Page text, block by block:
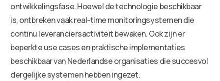
ontwikkelingsfase. Hoewel de technologie beschikbaar
is, ontbreken vaak real-time monitoringsystemen die
continu leveranciersactiviteit bewaken. Ook zijn er
beperkte use cases en praktische implementaties
beschikbaar van Nederlandse organisaties die succesvol
dergelijke systemen hebben ingezet.